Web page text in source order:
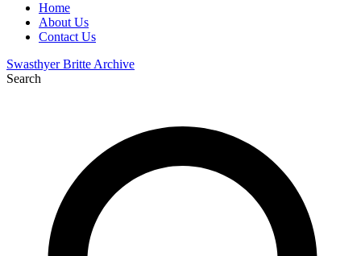
Home
About Us
Contact Us
Swasthyer Britte Archive
Search